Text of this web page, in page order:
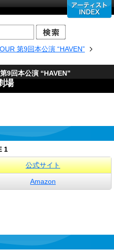
第9回本公演 “HAVEN”
9回本公演 “HAVEN”
場
1
公式サイト
Amazon